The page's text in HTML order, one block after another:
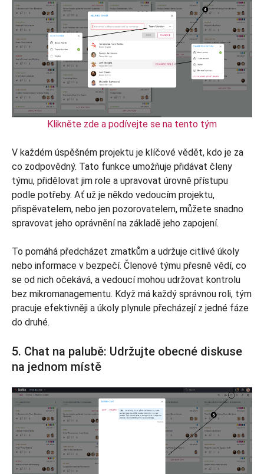
Klikněte zde a podívejte se na tento tým
V každém úspěšném projektu je klíčové vědět, kdo je za
co zodpovědný. Tato funkce umožňuje přidávat členy
týmu, přidělovat jim role a upravovat úrovně přístupu
podle potřeby. Ať už je někdo vedoucím projektu,
přispěvatelem, nebo jen pozorovatelem, můžete snadno
spravovat jeho oprávnění na základě jeho zapojení.
To pomáhá předcházet zmatkům a udržuje citlivé úkoly
nebo informace v bezpečí. Členové týmu přesně vědí, co
se od nich očekává, a vedoucí mohou udržovat kontrolu
bez mikromanagementu. Když má každý správnou roli, tým
pracuje efektivněji a úkoly plynule přecházejí z jedné fáze
do druhé.
5. Chat na palubě: Udržujte obecné diskuse
na jednom místě